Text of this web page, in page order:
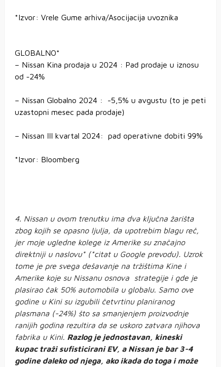
*Izvor: Vrele Gume arhiva/Asocijacija uvoznika
GLOBALNO*
– Nissan Kina prodaja u 2024 : Pad prodaje u iznosu
od -24%
– Nissan Globalno 2024 : -5,5% u avgustu (to je peti
uzastopni mesec pada prodaje)
– Nissan III kvartal 2024: pad operativne dobiti 99%
*Izvor: Bloomberg
4. Nissan u ovom trenutku ima dva ključna žarišta
zbog kojih se opasno ljulja, da upotrebim blagu reč,
jer moje ugledne kolege iz Amerike su značajno
direktniji u naslovu* (*citat u Google prevodu). Uzrok
tome je pre svega dešavanje na tržištima Kine i
Amerike koje su Nissanu osnova strategije i gde je
plasirao čak 50% automobila u globalu. Samo ove
godine u Kini su izgubili četvrtinu planiranog
plasmana (-24%) što sa smanjenjem proizvodnje
ranijih godina rezultira da se uskoro zatvara njihova
fabrika u Kini. Razlog je jednostavan, kineski
kupac traži sufisticirani EV, a Nissan je bar 3-4
godine daleko od njega, ako ikada do toga i može